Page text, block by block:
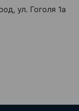
ул. Гоголя 1а